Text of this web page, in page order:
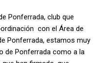
Ponferrada, club que
con el Área de
Ponferrada, estamos muy
de Ponferrada como a la